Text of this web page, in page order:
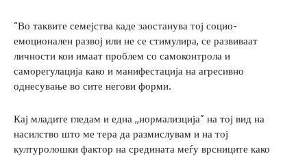
“Во таквите семејства каде заостанува тој социо-
емоционален развој или не се стимулира, се развиваат
личности кои имаат проблем со самоконтрола и
саморегулација како и манифестација на агресивно
однесување во сите негови форми.
Кај младите гледам и една ,,нормализција” на тој вид на
насилство што ме тера да размислувам и на тој
културолошки фактор на средината меѓу врсниците како